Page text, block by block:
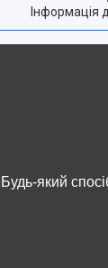
Інформація
Будь-який